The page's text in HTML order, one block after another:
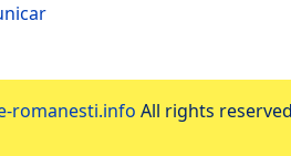
romanesti.info All rights